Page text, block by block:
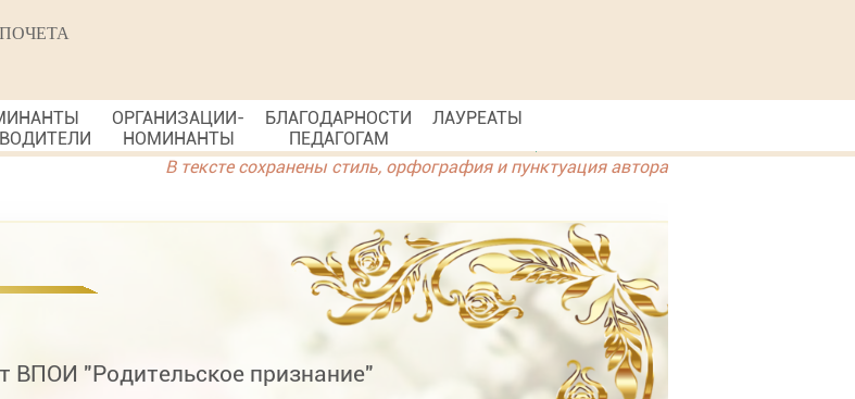
ОРГАНИЗАЦИИ-
НОМИНАНТЫ
БЛАГОДАРНОСТИ
ПЕДАГОГАМ
ЛАУРЕАТЫ
В тексте сохранены стиль, орфография и пунктуация автора
ВПОИ "Родительское признание"